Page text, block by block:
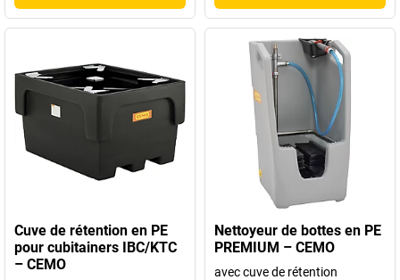
Cuve de rétention en PE
pour cubitainers IBC/KTC
– CEMO
Nettoyeur de bottes en PE
PREMIUM – CEMO
avec cuve de rétention